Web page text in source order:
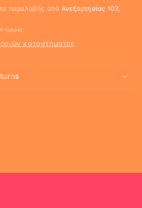
παραλαβής από Ανεξαρτησίας 103,
ημέρες
καταστήματος